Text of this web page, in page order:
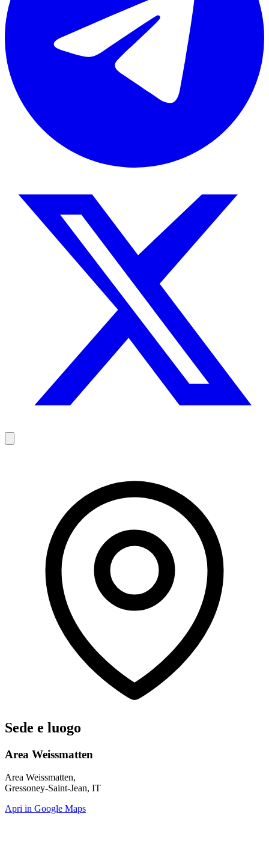
Sede e luogo
Area Weissmatten
Area Weissmatten,
Gressoney-Saint-Jean, IT
Apri in Google Maps